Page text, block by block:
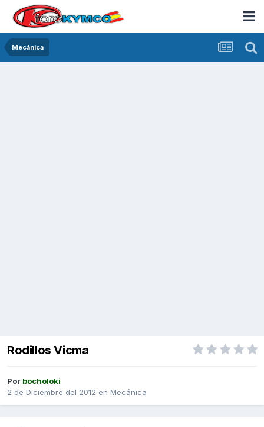
Mecánica
Rodillos Vicma
Por bocholoki
2 de Diciembre del 2012 en Mecánica